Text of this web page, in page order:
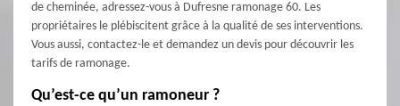
de cheminée, adressez-vous à Dufresne ramonage 60. Les
propriétaires le plébiscitent grâce à la qualité de ses interventions.
Vous aussi, contactez-le et demandez un devis pour découvrir les
tarifs de ramonage.
Qu’est-ce qu’un ramoneur ?